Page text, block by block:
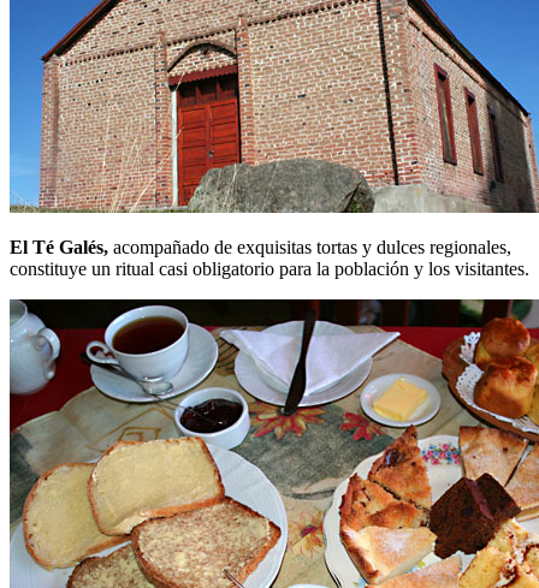
El Té Galés, acompañado de exquisitas tortas y dulces regionales,
constituye un ritual casi obligatorio para la población y los visitantes.